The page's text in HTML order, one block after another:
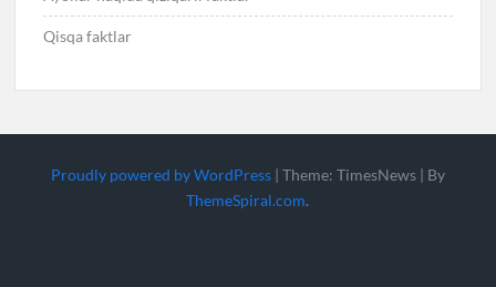
Qisqa faktlar
Proudly powered by WordPress | Theme: TimesNews | By
ThemeSpiral.com.